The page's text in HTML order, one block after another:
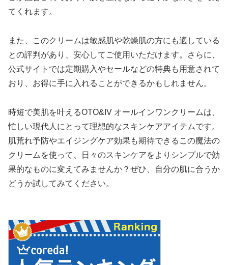
てくれます。
また、このクリームは敏感肌や乾燥肌の方にも適している
との評判があり、安心してご使用いただけます。さらに、
公式サイトでは定期購入やセールなどの特典も用意されて
おり、お得に手に入れることができるかもしれません。
時短で美肌を叶えるOTO&IV オールインワンクリームは、
忙しい現代人にとって理想的なスキンケアアイテムです。
肌荒れ予防やエイジングケア効果も期待できるこの魔法の
クリームを使って、日々のスキンケアをよりシンプルで効
果的なものに変えてみませんか？ぜひ、自分の肌に合うか
どうか試してみてください。